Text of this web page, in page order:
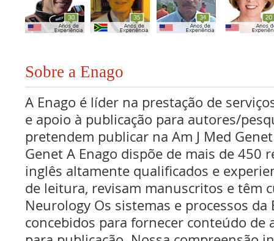
Sobre a Enago
A Enago é líder na prestação de
e apoio à publicação para autores/
pretendem publicar na Am J Med
Genet A Enago dispõe de mais de 450
inglês altamente qualificados e
de leitura, revisam manuscritos e têm
Neurology Os sistemas e processos da
concebidos para fornecer conteúdo de